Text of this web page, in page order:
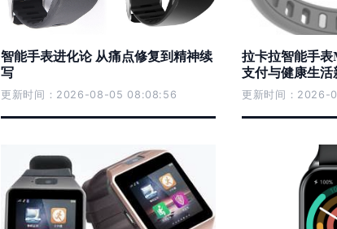
智能手表进化论 从痛点修复到精神续
写
更新时间：2026-08-05 08:08:56
拉卡拉智能手
支付与健康生活
更新时间：